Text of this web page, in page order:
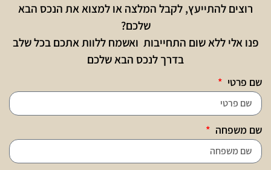
רוצים להתייעץ, לקבל המלצה או למצוא את הנכס הבא
שלכם?
פנו אלי ללא שום התחייבות ואשמח ללוות אתכם בכל שלב
בדרך לנכס הבא שלכם
שם פרטי
שם משפחה